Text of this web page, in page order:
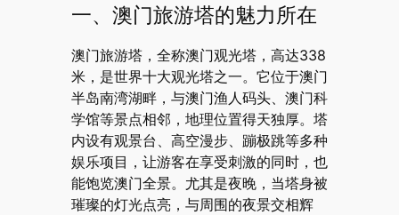
一、澳门旅游塔的魅力所在
澳门旅游塔，全称澳门观光塔，高达338
米，是世界十大观光塔之一。它位于澳门
半岛南湾湖畔，与澳门渔人码头、澳门科
学馆等景点相邻，地理位置得天独厚。塔
内设有观景台、高空漫步、蹦极跳等多种
娱乐项目，让游客在享受刺激的同时，也
能饱览澳门全景。尤其是夜晚，当塔身被
璀璨的灯光点亮，与周围的夜景交相辉